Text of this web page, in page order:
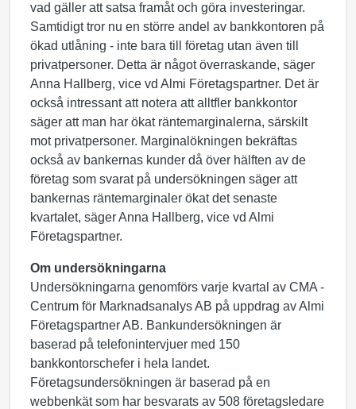
vad gäller att satsa framåt och göra investeringar.
Samtidigt tror nu en större andel av bankkontoren på
ökad utlåning - inte bara till företag utan även till
privatpersoner. Detta är något överraskande, säger
Anna Hallberg, vice vd Almi Företagspartner. Det är
också intressant att notera att alltfler bankkontor
säger att man har ökat räntemarginalerna, särskilt
mot privatpersoner. Marginalökningen bekräftas
också av bankernas kunder då över hälften av de
företag som svarat på undersökningen säger att
bankernas räntemarginaler ökat det senaste
kvartalet, säger Anna Hallberg, vice vd Almi
Företagspartner.
Om undersökningarna
Undersökningarna genomförs varje kvartal av CMA -
Centrum för Marknadsanalys AB på uppdrag av Almi
Företagspartner AB. Bankundersökningen är
baserad på telefonintervjuer med 150
bankkontorschefer i hela landet.
Företagsundersökningen är baserad på en
webbenkät som har besvarats av 508 företagsledare